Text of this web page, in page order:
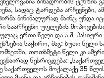
სადაც ტარდება არჩევნები,
მინიმალურად მაინც უნდა
უფლების
ერთი წელი და ა.შ.
საჭირო, მაგ: ხუთი წელი
თოთხმეტი წელი კი
წესრიგდება:
საქართველოს მოქალაქე 35